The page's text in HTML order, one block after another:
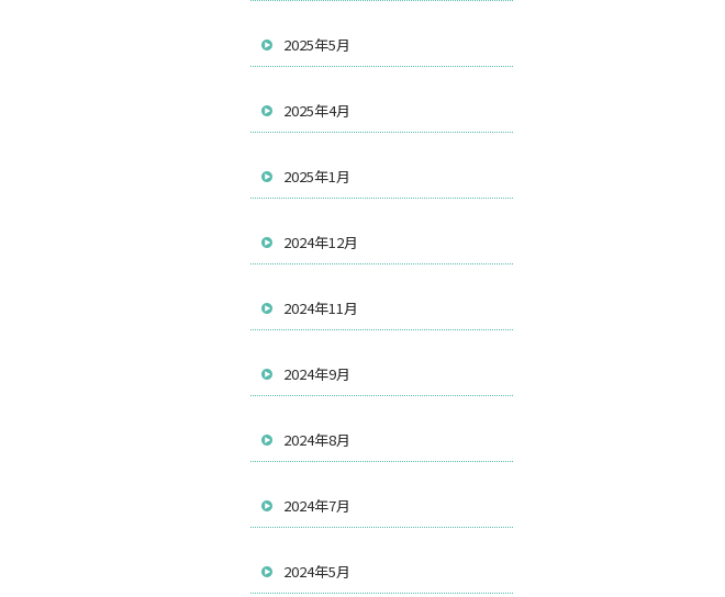
2025年5月
2025年4月
2025年1月
2024年12月
2024年11月
2024年9月
2024年8月
2024年7月
2024年5月